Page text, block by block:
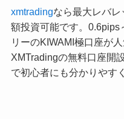
xmtradingなら最大レバ
額投資可能です。0.6pips
リーのKIWAMI極口座が
XMTradingの無料口座開
で初心者にも分かりやす